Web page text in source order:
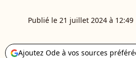
Publié le 21 juillet 2024 à 12:49
Ajoutez Ode à vos sources